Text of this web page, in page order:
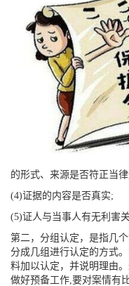
的形式、来源是否符正当
(4)证据的内容是否真实;
(5)证人与当事人有无利害关
第二，分组认定，是指几
分成几组进行认定的方式
料加以认定，并说明理由
做好预备工作,要对案情有